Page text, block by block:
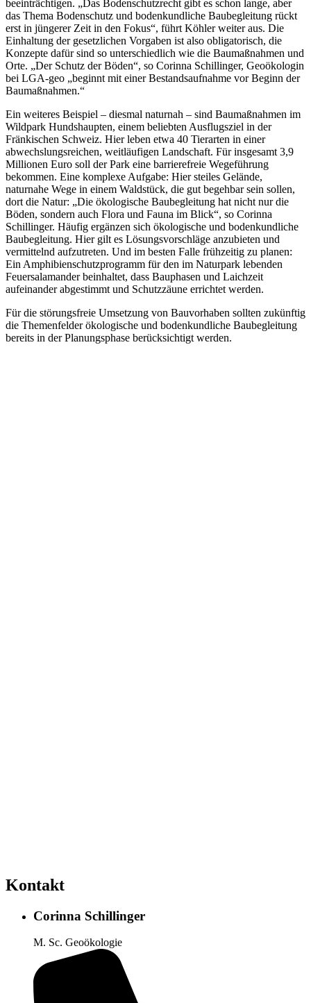
beeinträchtigen. „Das Bodenschutzrecht gibt es schon lange, aber
das Thema Bodenschutz und bodenkundliche Baubegleitung rückt
erst in jüngerer Zeit in den Fokus“, führt Köhler weiter aus. Die
Einhaltung der gesetzlichen Vorgaben ist also obligatorisch, die
Konzepte dafür sind so unterschiedlich wie die Baumaßnahmen und
Orte. „Der Schutz der Böden“, so Corinna Schillinger, Geoökologin
bei LGA-geo „beginnt mit einer Bestandsaufnahme vor Beginn der
Baumaßnahmen.“
Ein weiteres Beispiel – diesmal naturnah – sind Baumaßnahmen im
Wildpark Hundshaupten, einem beliebten Ausflugsziel in der
Fränkischen Schweiz. Hier leben etwa 40 Tierarten in einer
abwechslungsreichen, weitläufigen Landschaft. Für insgesamt 3,9
Millionen Euro soll der Park eine barrierefreie Wegeführung
bekommen. Eine komplexe Aufgabe: Hier steiles Gelände,
naturnahe Wege in einem Waldstück, die gut begehbar sein sollen,
dort die Natur: „Die ökologische Baubegleitung hat nicht nur die
Böden, sondern auch Flora und Fauna im Blick“, so Corinna
Schillinger. Häufig ergänzen sich ökologische und bodenkundliche
Baubegleitung. Hier gilt es Lösungsvorschläge anzubieten und
vermittelnd aufzutreten. Und im besten Falle frühzeitig zu planen:
Ein Amphibienschutzprogramm für den im Naturpark lebenden
Feuersalamander beinhaltet, dass Bauphasen und Laichzeit
aufeinander abgestimmt und Schutzzäune errichtet werden.
Für die störungsfreie Umsetzung von Bauvorhaben sollten zukünftig
die Themenfelder ökologische und bodenkundliche Baubegleitung
bereits in der Planungsphase berücksichtigt werden.
Kontakt
Corinna Schillinger
M. Sc. Geoökologie